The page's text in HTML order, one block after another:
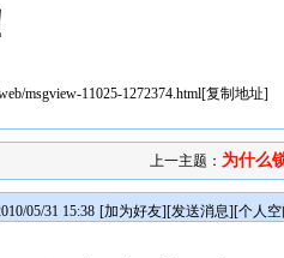
msgview-11025-1272374.html[复制地址]
上一主题： 为什么
05/31 15:38 [加为好友][发送消息][个人